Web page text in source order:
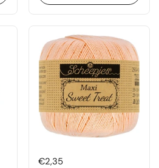
Prijs:
€2,35